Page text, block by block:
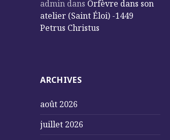
admin dans Orfèvre dans son
atelier (Saint Éloi) -1449
Petrus Christus
ARCHIVES
août 2026
juillet 2026